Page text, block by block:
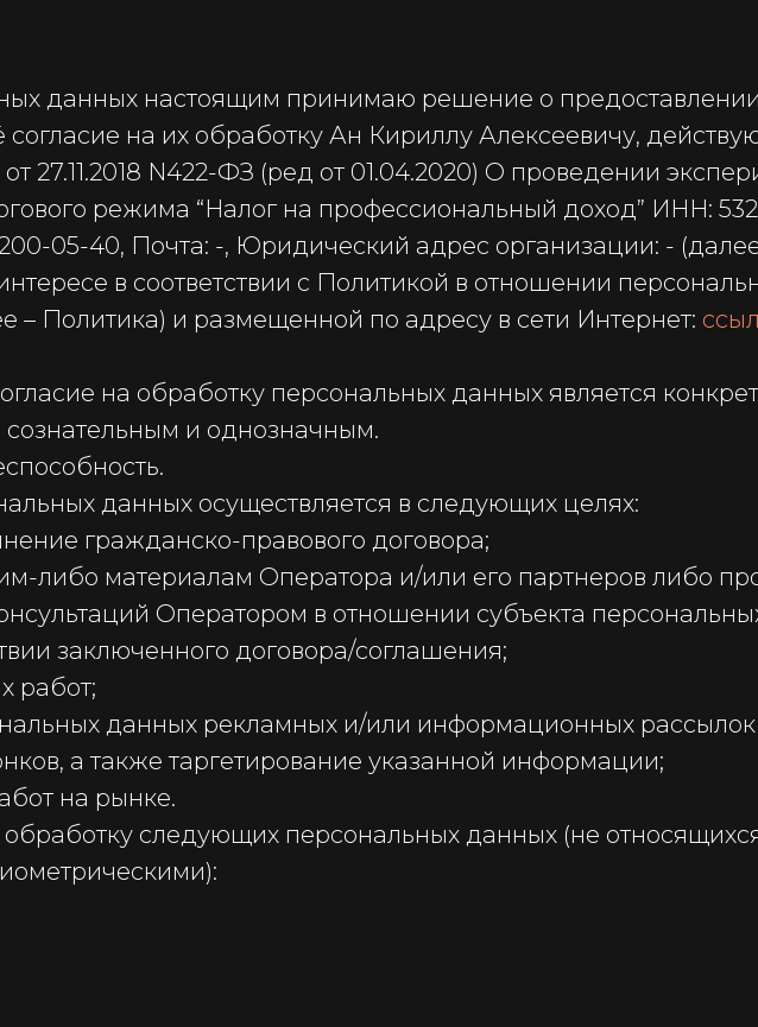
данных настоящим принимаю решение о
на их обработку Ан Кириллу Алексеевичу,
27.11.2018 N422-ФЗ (ред от 01.04.2020) О проведении
режима “Налог на профессиональный доход” ИНН:
05-40, Почта: -, Юридический адрес организации: -
в соответствии с Политикой в отношении
Политика) и размещенной по адресу в сети Интернет:
на обработку персональных данных является
и однозначным.
данных осуществляется в следующих целях:
гражданско-правового договора;
либо материалам Оператора и/или его партнеров либо
Оператором в отношении субъекта
заключенного договора/соглашения;
работ;
данных рекламных и/или информационных
а также таргетирование указанной информации;
на рынке.
обработку следующих персональных данных (не
Если вам удобнее вести общение в мессенджере,
тексте письма контактный номер или логин, и
предпочитаемый способ связи.